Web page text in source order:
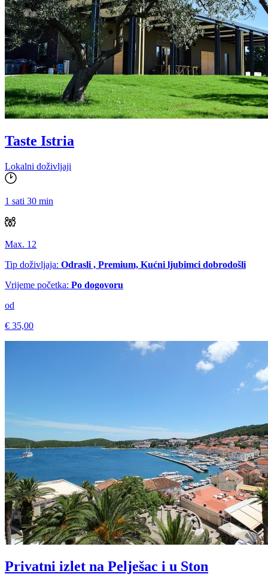
Taste Istria
Lokalni doživljaji
1 sati 30 min
Max. 12
Tip doživljaja: Odrasli , Premium, Kućni ljubimci dobrodošli
Vrijeme početka: Po dogovoru
od
€ 35,00
Privatni izlet na Pelješac i u Ston